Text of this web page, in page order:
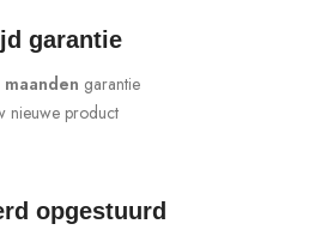
garantie
maanden garantie
nieuwe product
opgestuurd